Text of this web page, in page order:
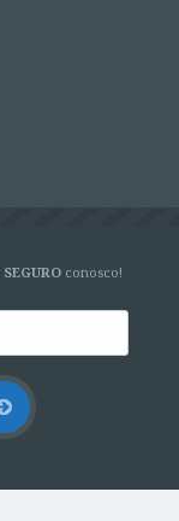
SEGURO conosco!